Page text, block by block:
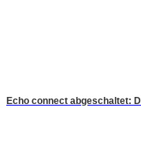
Echo connect abgeschaltet: